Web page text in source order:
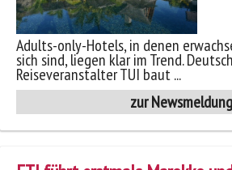
Adults-only-Hotels, in denen
sich sind, liegen klar im Trend.
Reiseveranstalter TUI baut ...
zur Newsmeldung